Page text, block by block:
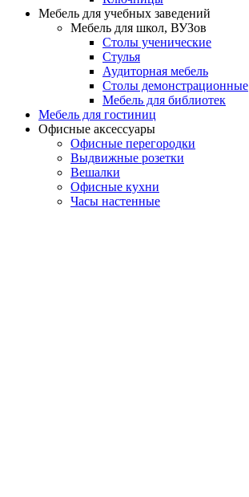
Мебель для учебных заведений
Мебель для школ, ВУЗов
Столы ученические
Стулья
Аудиторная мебель
Столы демонстрационные
Мебель для библиотек
Мебель для гостиниц
Офисные аксессуары
Офисные перегородки
Выдвижные розетки
Вешалки
Офисные кухни
Часы настенные